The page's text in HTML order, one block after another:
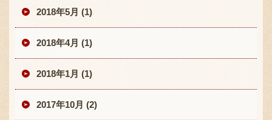
2018年5月 (1)
2018年4月 (1)
2018年1月 (1)
2017年10月 (2)